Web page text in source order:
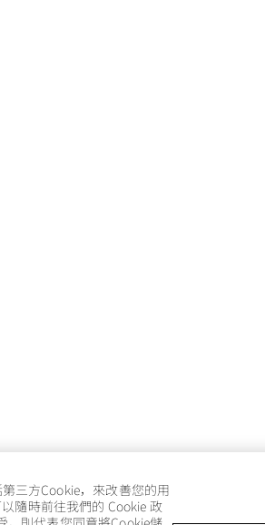
三方Cookie，來改善您的用
隨時前往我們的 Cookie 政